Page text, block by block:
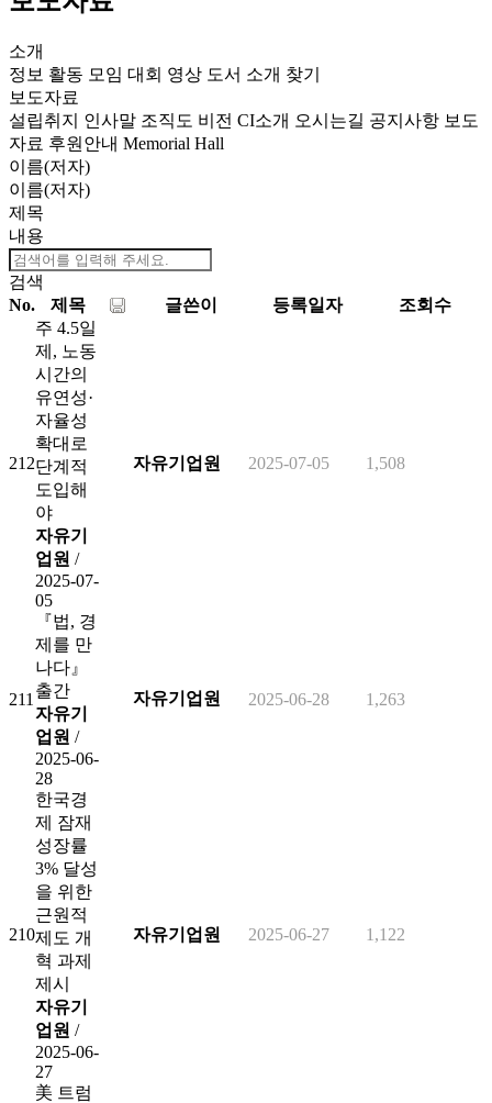
소개
정보 활동 모임 대회 영상 도서 소개 찾기
보도자료
설립취지
인사말 조직도 비전 CI소개 오시는길 공지사항 보도
자료 후원안내 Memorial Hall
이름(저자)
이름(저자)
제목
내용
검색
No.
제목 글쓴이 등록일자 조회수
212
주 4.5일
제, 노동
시간의
유연성·
자율성
확대로
단계적
도입해
야
자유기
업원 /
2025-07-
05
자유기업원 2025-07-05 1,508
211
『법, 경
제를 만
나다』
출간
자유기
업원 /
2025-06-
28
자유기업원 2025-06-28 1,263
210
한국경
제 잠재
성장률
3% 달성
을 위한
근원적
제도 개
혁 과제
제시
자유기
업원 /
2025-06-
27
자유기업원 2025-06-27 1,122
美 트럼